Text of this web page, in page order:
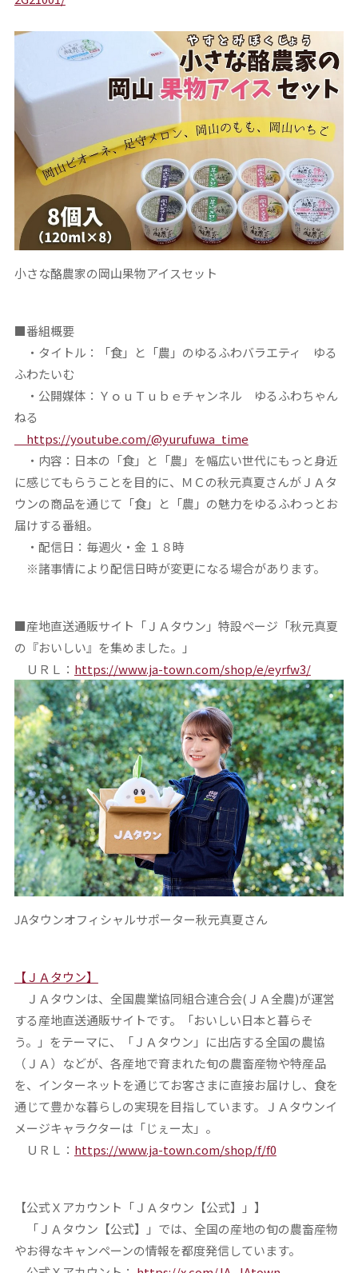
小さな酪農家の岡山果物アイスセット
■番組概要
・タイトル：「食」と「農」のゆるふわバラエティ ゆる
ふわたいむ
・公開媒体：ＹｏｕＴｕｂｅチャンネル ゆるふわちゃん
ねる
https://youtube.com/@yurufuwa_time
・内容：日本の「食」と「農」を幅広い世代にもっと身近
に感じてもらうことを目的に、ＭＣの秋元真夏さんがＪＡタ
ウンの商品を通じて「食」と「農」の魅力をゆるふわっとお
届けする番組。
・配信日：毎週火・金 １８時
※諸事情により配信日時が変更になる場合があります。
■産地直送通販サイト「ＪＡタウン」特設ページ「秋元真夏
の『おいしい』を集めました。」
ＵＲＬ： https://www.ja-town.com/shop/e/eyrfw3/
JAタウンオフィシャルサポーター秋元真夏さん
【ＪＡタウン】
ＪＡタウンは、全国農業協同組合連合会(ＪＡ全農)が運営
する産地直送通販サイトです。「おいしい日本と暮らそ
う。」をテーマに、「ＪＡタウン」に出店する全国の農協
（ＪＡ）などが、各産地で育まれた旬の農畜産物や特産品
を、インターネットを通じてお客さまに直接お届けし、食を
通じて豊かな暮らしの実現を目指しています。ＪＡタウンイ
メージキャラクターは「じぇー太」。
ＵＲＬ： https://www.ja-town.com/shop/f/f0
【公式Ｘアカウント「ＪＡタウン【公式】」】
「ＪＡタウン【公式】」では、全国の産地の旬の農畜産物
やお得なキャンペーンの情報を都度発信しています。